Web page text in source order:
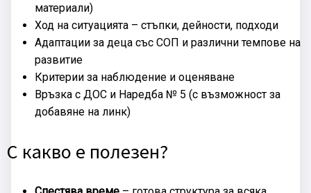
материали)
Ход на ситуацията – стъпки, дейности, подходи
Адаптации за деца със СОП и различни темпове на
развитие
Критерии за наблюдение и оценяване
Връзка с ДОС и Наредба № 5 (с възможност за
добавяне на линк)
С какво е полезен?